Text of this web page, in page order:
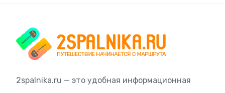
2spalnika.ru — это удобная информационная